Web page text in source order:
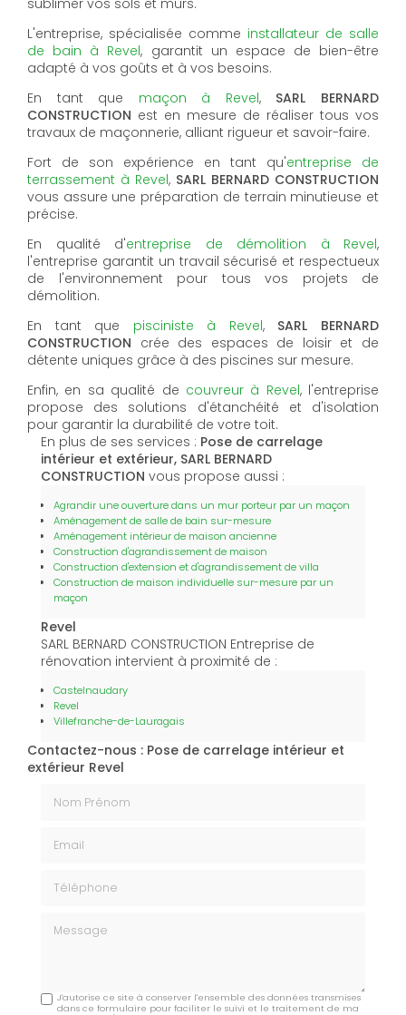
sublimer vos sols et murs.
L'entreprise, spécialisée comme installateur de salle
de bain à Revel, garantit un espace de bien-être
adapté à vos goûts et à vos besoins.
En tant que maçon à Revel, SARL BERNARD
CONSTRUCTION est en mesure de réaliser tous vos
travaux de maçonnerie, alliant rigueur et savoir-faire.
Fort de son expérience en tant qu'entreprise de
terrassement à Revel, SARL BERNARD CONSTRUCTION
vous assure une préparation de terrain minutieuse et
précise.
En qualité d'entreprise de démolition à Revel,
l'entreprise garantit un travail sécurisé et respectueux
de l'environnement pour tous vos projets de
démolition.
En tant que pisciniste à Revel, SARL BERNARD
CONSTRUCTION crée des espaces de loisir et de
détente uniques grâce à des piscines sur mesure.
Enfin, en sa qualité de couvreur à Revel, l'entreprise
propose des solutions d'étanchéité et d'isolation
pour garantir la durabilité de votre toit.
En plus de ses services : Pose de carrelage
intérieur et extérieur, SARL BERNARD
CONSTRUCTION vous propose aussi :
Agrandir une ouverture dans un mur porteur par un maçon
Aménagement de salle de bain sur-mesure
Aménagement intérieur de maison ancienne
Construction d'agrandissement de maison
Construction d'extension et d'agrandissement de villa
Construction de maison individuelle sur-mesure par un
maçon
Revel
SARL BERNARD CONSTRUCTION Entreprise de
rénovation intervient à proximité de :
Castelnaudary
Revel
Villefranche-de-Lauragais
Contactez-nous : Pose de carrelage intérieur et
extérieur Revel
J'autorise ce site à conserver l'ensemble des données transmises
dans ce formulaire pour faciliter le suivi et le traitement de ma